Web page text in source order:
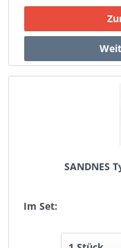
SANDNES
Im Set: